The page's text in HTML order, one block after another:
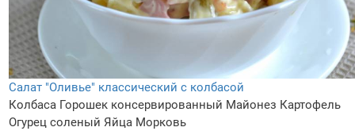
Салат "Оливье" классический с колбасой
Колбаса Горошек консервированный Майонез Картофель
Огурец соленый Яйца Морковь